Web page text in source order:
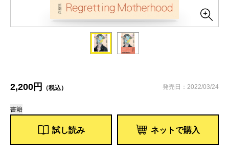
2,200円 （税込） 発売日：2022/03/24
書籍
試し読み ネットで購入